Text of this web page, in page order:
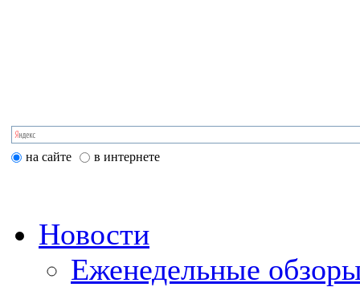
на сайте в интернете
Новости
Еженедельные